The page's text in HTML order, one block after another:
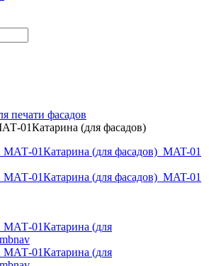
печати фасадов
01Катарина (для фасадов)